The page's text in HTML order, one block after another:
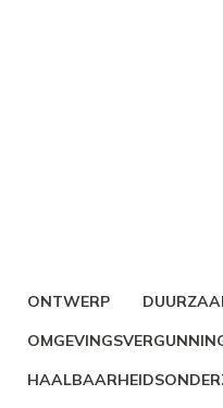
ONTWERP